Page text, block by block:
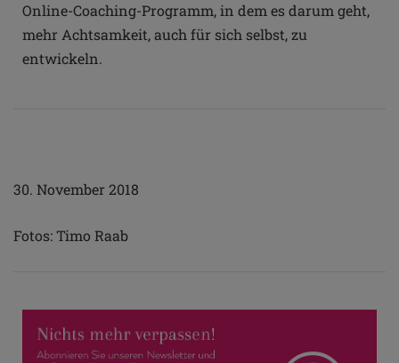
Online-Coaching-Programm, in dem es darum geht,
mehr Achtsamkeit, auch für sich selbst, zu
entwickeln.
30. November 2018
Fotos: Timo Raab